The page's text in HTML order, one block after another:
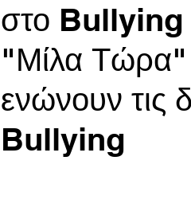
στο
"Μίλα Τώρα"
ενώνουν τις
Bullying